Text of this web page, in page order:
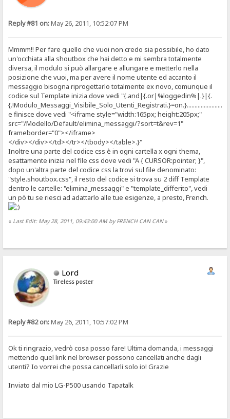
Reply #81 on:May 26, 2011, 10:52:07 PM
Mmmm!! Per fare quello che vuoi non credo sia possibile, ho dato
un'occhiata alla shoutbox che hai detto e mi sembra totalmente
diversa, il modulo si può allargare e allungare e metterlo nella
posizione che vuoi, ma per avere il nome utente ed accanto il
messaggio bisogna riprogettarlo totalmente ex novo, comunque il
codice sul Template inizia dove vedi "{.and|{.or|%loggedin%|.}|{.
e finisce dove vedi "<iframe style="width:165px; height:205px;"
src="/Modello/Default/elimina_messaggi/?sort=t&rev=1"
frameborder="0"></iframe>
</div></div></td></tr></tbody></table>.}"
Inoltre una parte del codice css è in ogni cartella x ogni thema,
esattamente inizia nel file css dove vedi "A { CURSOR:pointer; }",
dopo un'altra parte del codice css la trovi sul file denominato:
"style.shoutbox.css", il resto del codice si trova su 2 diff Template
dentro le cartelle: "elimina_messaggi" e "template_differito", vedi
un pò tu se riesci ad adattarlo alle tue esigenze, a presto, French.
« Last Edit: May 28, 2011, 09:43:00 AM by FRENCH CAN CAN»
Lord
Tireless poster
Reply #82 on:May 26, 2011, 10:57:02 PM
Ok ti ringrazio, vedrò cosa posso fare! Ultima domanda, i messaggi
mettendo quel link nel browser possono cancellati anche dagli
utenti? Io vorrei che possa cancellarli solo io! Grazie
Inviato dal mio LG-P500 usando Tapatalk